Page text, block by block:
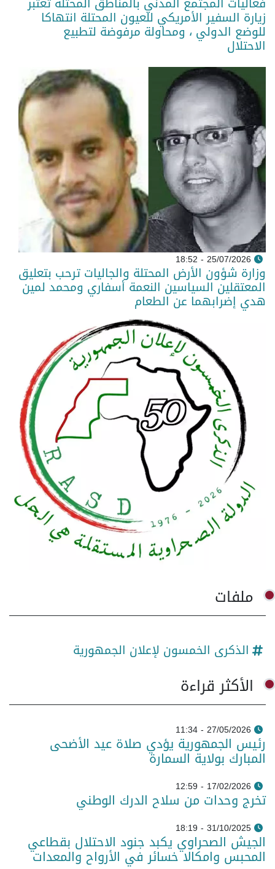
زيارة السفير الأمريكي للعيون المحتلة انتهاكا
للوضع الدولي ، ومحاولة مرفوضة لتطبيع
الاحتلال
25/07/2026 - 18:52
وزارة شؤون الأرض المحتلة والجاليات ترحب بتعليق
المعتقلين السياسين النعمة أسفاري ومحمد لمين
هدي إضرابهما عن الطعام
ملفات
الذكرى الخمسون لإعلان الجمهورية
الأكثر قراءة
27/05/2026 - 11:34
رئيس الجمهورية يؤدي صلاة عيد الأضحى
المبارك بولاية السمارة
17/02/2026 - 12:59
تخرج وحدات من سلاح الدرك الوطني
31/10/2025 - 18:19
الجيش الصحراوي يكبد جنود الاحتلال بقطاعي
المحبس وامكالا خسائر في الأرواح والمعدات